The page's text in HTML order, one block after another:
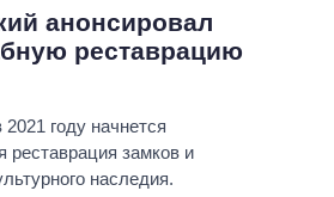
анонсировал
реставрацию
году начнется
реставрация замков и
наследия.